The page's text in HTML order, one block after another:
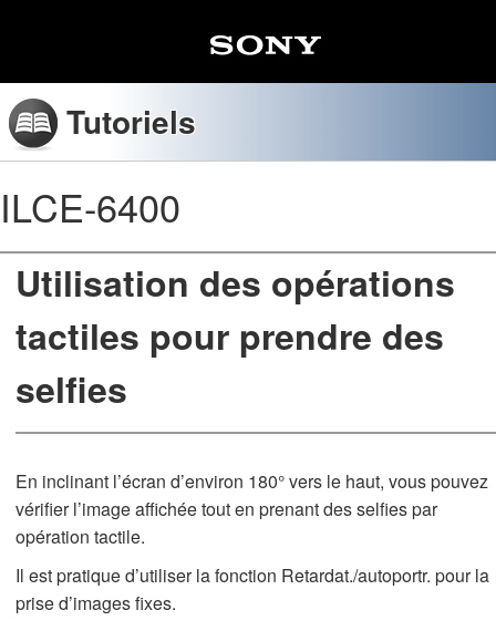
Tutoriels
ILCE-6400
Utilisation des opérations
tactiles pour prendre des
selfies
En inclinant l’écran d’environ 180° vers le haut, vous pouvez
vérifier l’image affichée tout en prenant des selfies par
opération tactile.
Il est pratique d’utiliser la fonction Retardat./autoportr. pour la
prise d’images fixes.